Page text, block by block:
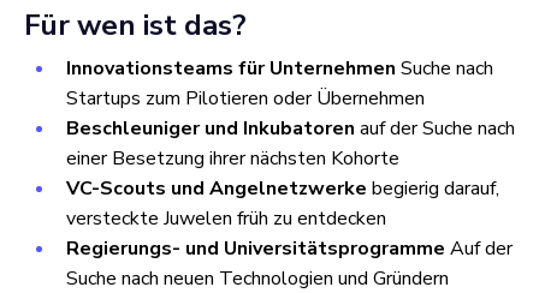
Für wen ist das?
Innovationsteams für Unternehmen Suche nach
Startups zum Pilotieren oder Übernehmen
Beschleuniger und Inkubatoren auf der Suche nach
einer Besetzung ihrer nächsten Kohorte
VC-Scouts und Angelnetzwerke begierig darauf,
versteckte Juwelen früh zu entdecken
Regierungs- und Universitätsprogramme Auf der
Suche nach neuen Technologien und Gründern